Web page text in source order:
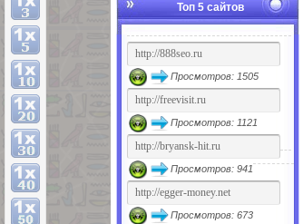
Топ 5 сайтов
Просмотров: 1505
Просмотров: 1121
Просмотров: 941
Просмотров: 673